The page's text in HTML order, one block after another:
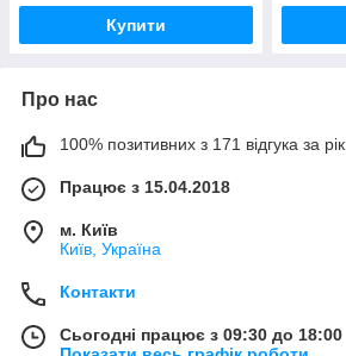
Купити
Про нас
100% позитивних з 171 відгука за рік
Працює з 15.04.2018
м. Київ
Київ, Україна
Контакти
Сьогодні працює з 09:30 до 18:00